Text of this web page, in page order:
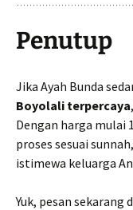
Penutup
Jika Ayah Bunda
Boyolali terpercaya
Dengan harga mulai
proses sesuai
istimewa keluarga
Yuk, pesan sekarang